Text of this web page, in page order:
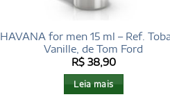
HAVANA for men 15 ml – Ref.
Vanille, de Tom Ford
R$38,90
Leia mais